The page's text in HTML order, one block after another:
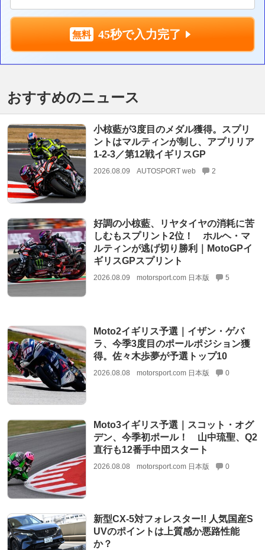
45秒で入力完了
おすすめのニュース
小椋藍が3度目のメダル獲得。スプリ
ントはマルティンが制し、アプリリア
1-2-3／第12戦イギリスGP
2026.08.09 AUTOSPORT web 2
好調の小椋藍、リヤタイヤの消耗に苦
しむもスプリント2位！ ホルヘ・マ
ルティンが逃げ切り勝利｜MotoGPイ
ギリスGPスプリント
2026.08.09 motorsport.com 日本版 5
Moto2イギリス予選｜イザン・ゲバ
ラ、今季3度目のポールポジション獲
得。佐々木歩夢が予選トップ10
2026.08.08 motorsport.com 日本版 0
Moto3イギリス予選｜スコット・オグ
デン、今季初ポール！ 山中琉聖、Q2
直行も12番手中団スタート
2026.08.08 motorsport.com 日本版 0
新型CX-5対フォレスター!! 人気国産S
UVのポイントは上質感か悪路性能
か？